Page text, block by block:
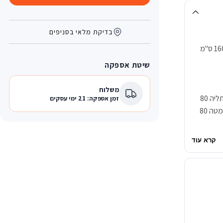
וזוג
וזוג
מגירות
חלוקת הארון: צד אחד מגירה למטה 80 ס"מ ומעל תליה 80
ס"מ ומעל תליה 2 מדפים 80 ס"מ וצד שני מגירה למטה 80
קרא עוד
בדיקת מלאי בסניפים
שיטת אספקה
משלוח
זמן אספקה: 21 ימי עסקים